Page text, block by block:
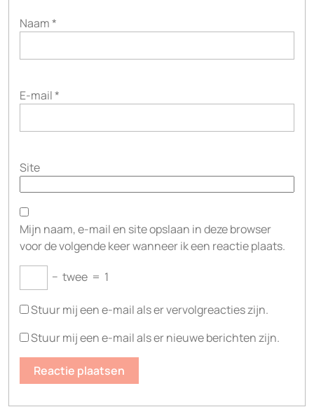
Naam*
E-mail*
Site
Mijn naam, e-mail en site opslaan in deze browser
voor de volgende keer wanneer ik een reactie plaats.
− twee = 1
Stuur mij een e-mail als er vervolgreacties zijn.
Stuur mij een e-mail als er nieuwe berichten zijn.